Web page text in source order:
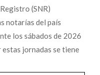
(SNR)
notarías del país
los sábados de 2026
jornadas se tiene